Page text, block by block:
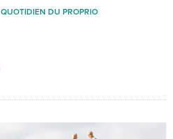
QUOTIDIEN DU PROPRIO